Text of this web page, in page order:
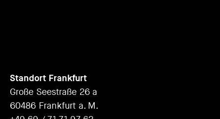
Standort Frankfurt
Große Seestraße 26 a
60486 Frankfurt a. M.